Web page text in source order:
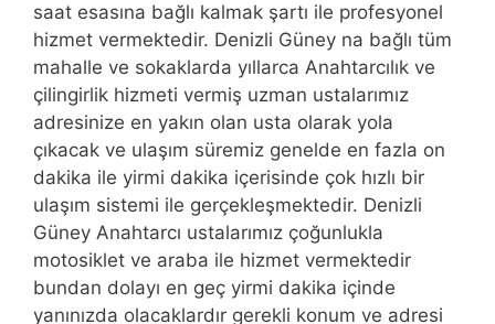
saat esasına bağlı kalmak şartı ile profesyonel
hizmet vermektedir. Denizli Güney na bağlı tüm
mahalle ve sokaklarda yıllarca Anahtarcılık ve
çilingirlik hizmeti vermiş uzman ustalarımız
adresinize en yakın olan usta olarak yola
çıkacak ve ulaşım süremiz genelde en fazla on
dakika ile yirmi dakika içerisinde çok hızlı bir
ulaşım sistemi ile gerçekleşmektedir. Denizli
Güney Anahtarcı ustalarımız çoğunlukla
motosiklet ve araba ile hizmet vermektedir
bundan dolayı en geç yirmi dakika içinde
yanınızda olacaklardır gerekli konum ve adresi